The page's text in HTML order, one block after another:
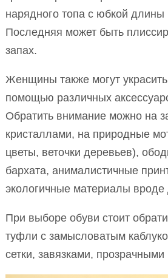
нарядного топа с юбкой
Последняя может быть
запах.
Женщины также могут украсить
помощью различных
Обратить внимание можно на
кристаллами, на природные
цветы, веточки деревьев),
бархата, анималистичные
экологичные материалы вроде
При выборе обуви стоит
туфли с замысловатым
сетки, завязками, прозрачными